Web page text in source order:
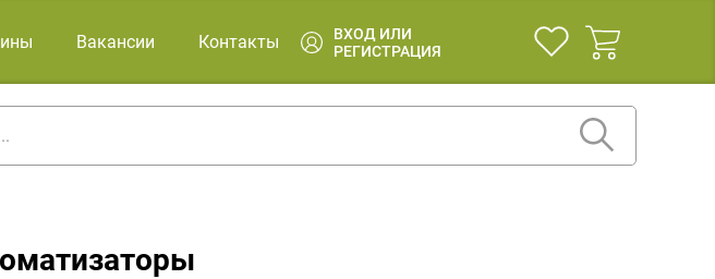
Вакансии Контакты
ВХОД ИЛИ
РЕГИСТРАЦИЯ